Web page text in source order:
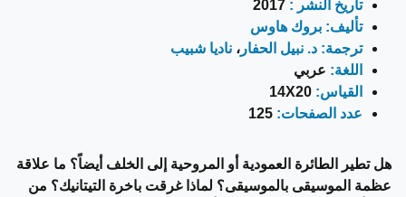
تاريخ النشر : 2017
تأليف: بروك هاوس
ترجمة: د. نبيل الحفار ، ناديا شبيب
اللغة: عربي
القياس: 14X20
عدد الصفحات: 125
هل تطير الطائرة العمودية أو المروحية إلى الخلف أيضاً؟ ما علاقة
عظمة الموسيقى بالموسيقى؟ لماذا غرقت باخرة التيتانيك؟ من